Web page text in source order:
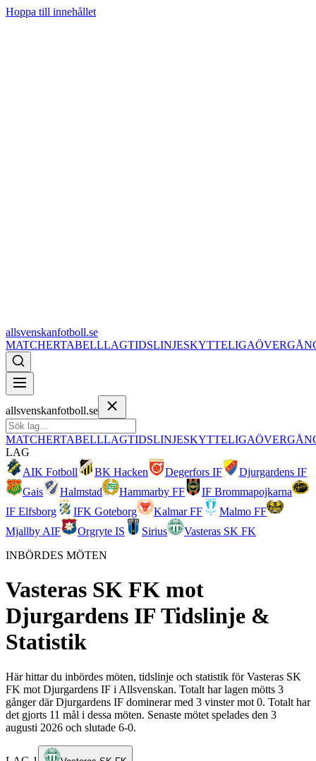
Hoppa till innehållet
allsvenskanfotboll.se
MATCHERTABELLLAGTIDSLINJESKYTTELIGA
allsvenskanfotboll.se
MATCHERTABELLLAGTIDSLINJESKYTTELIGA
LAG
AIK Fotboll
BK Hacken Degerfors IF
Djurgardens IF
Gais
Halmstad Hammarby FF
IF Brommapojkarna
IF Elfsborg
IFK Goteborg Kalmar FF
Malmo FF
Mjallby AIF
Orgryte IS Sirius
Vasteras SK FK
INBÖRDES MÖTEN
Vasteras SK FK mot
Djurgardens IF Tidslinje &
Statistik
Här hittar du inbördes möten, tidslinje och statistik för Vasteras SK
FK mot Djurgardens IF i Allsvenskan. Totalt har lagen mötts 3
gånger där Djurgardens IF dominerar med 3 vinster mot 0. Totalt har
det gjorts 11 mål i dessa möten. Senaste mötet spelades den 3
augusti 2026 och slutade 6-0.